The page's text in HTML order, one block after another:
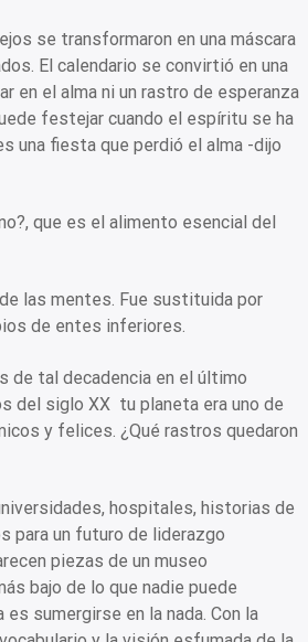
se transformaron en una máscara
El calendario se convirtió en una
en el alma ni un rastro de esperanza
festejar cuando el espíritu se ha
una fiesta que perdió el alma -dijo
que es el alimento esencial del
las mentes. Fue sustituida por
de entes inferiores.
de tal decadencia en el último
del siglo XX tu planeta era uno de
y felices. ¿Qué rastros quedaron
hospitales, historias de
para un futuro de liderazgo
piezas de un museo
bajo de lo que nadie puede
es sumergirse en la nada. Con la